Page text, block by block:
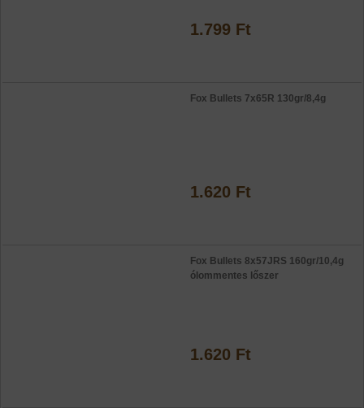
1.799 Ft
Fox Bullets 7x65R 130gr/8,4g
1.620 Ft
Fox Bullets 8x57JRS 160gr/10,4g
ólommentes lőszer
1.620 Ft